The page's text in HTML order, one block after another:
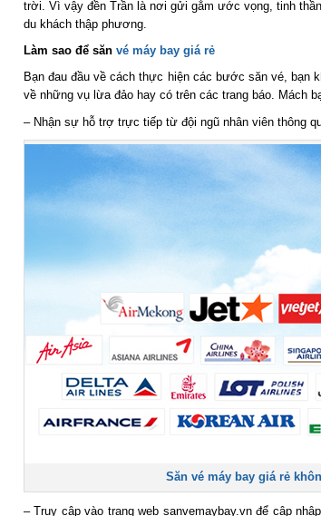
trời. Vì vậy đền Trần là nơi gửi gắm ước vọng, tinh
du khách thập phương.
Làm sao để sănvé máy bay giá rẻ
Bạn đau đầu về cách thực hiện các bước săn vé, bạn
về những vụ lừa đảo hay có trên các trang báo. Mách
– Nhận sự hỗ trợ trực tiếp từ đội ngũ nhân viên thông
Săn vé máy bay giá rẻ
– Truy cập vào trang web sanvemaybay.vn để cập